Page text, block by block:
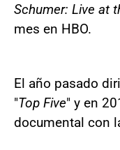
Schumer: Live at
mes en HBO.
El año pasado
"Top Five" y en
documental con